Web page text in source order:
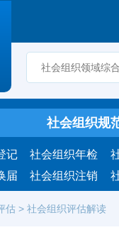
社会组织规
记 社会组织年检
届
社会组织注销
估 > 社会组织评估解读